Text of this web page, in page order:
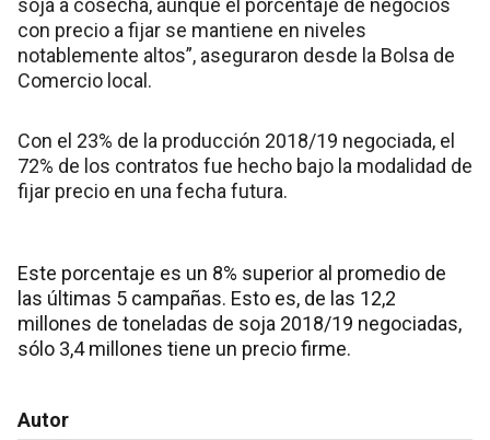
soja a cosecha, aunque el porcentaje de negocios
con precio a fijar se mantiene en niveles
notablemente altos”, aseguraron desde la Bolsa de
Comercio local.
Con el 23% de la producción 2018/19 negociada, el
72% de los contratos fue hecho bajo la modalidad de
fijar precio en una fecha futura.
Este porcentaje es un 8% superior al promedio de
las últimas 5 campañas. Esto es, de las 12,2
millones de toneladas de soja 2018/19 negociadas,
sólo 3,4 millones tiene un precio firme.
Autor